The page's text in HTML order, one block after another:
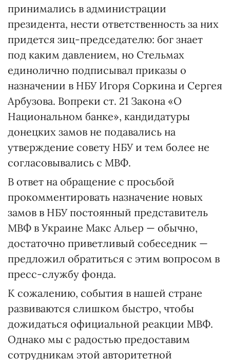
принимались в администрации
президента, нести ответственность за них
придется зиц-председателю: бог знает
под каким давлением, но Стельмах
единолично подписывал приказы о
назначении в НБУ Игоря Соркина и Сергея
Арбузова. Вопреки ст. 21 Закона «О
Национальном банке», кандидатуры
донецких замов не подавались на
утверждение совету НБУ и тем более не
согласовывались с МВФ.
В ответ на обращение с просьбой
прокомментировать назначение новых
замов в НБУ постоянный представитель
МВФ в Украине Макс Альер — обычно,
достаточно приветливый собеседник —
предложил обратиться с этим вопросом в
пресс-службу фонда.
К сожалению, события в нашей стране
развиваются слишком быстро, чтобы
дожидаться официальной реакции МВФ.
Однако мы с радостью предоставим
сотрудникам этой авторитетной